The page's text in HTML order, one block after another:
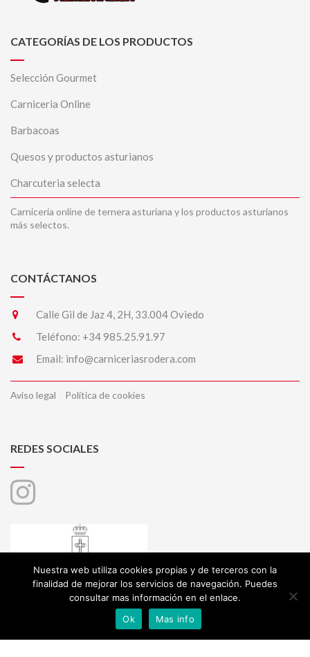
CATEGORÍAS DE LOS PRODUCTOS
Selección Gourmet
Carniceria Online
Barbacoas
Quesos y productos asturianos
Charcuteria selecta
Carnicería online de ternera asturiana y los productos asturianos
más selectos.
CONTÁCTANOS
Calle Gil de Jaz 4, 2H, 33.004 Oviedo
Teléfono: +34 985.25.91.97
Email: info@carniceriasrodera.com
Aviso legal Política de cookies
REDES SOCIALES
Nuestra web utiliza cookies propias y de terceros con la
finalidad de mejorar los servicios de navegación. Puedes
consultar mas información en el enlace.
Ok
Mas info